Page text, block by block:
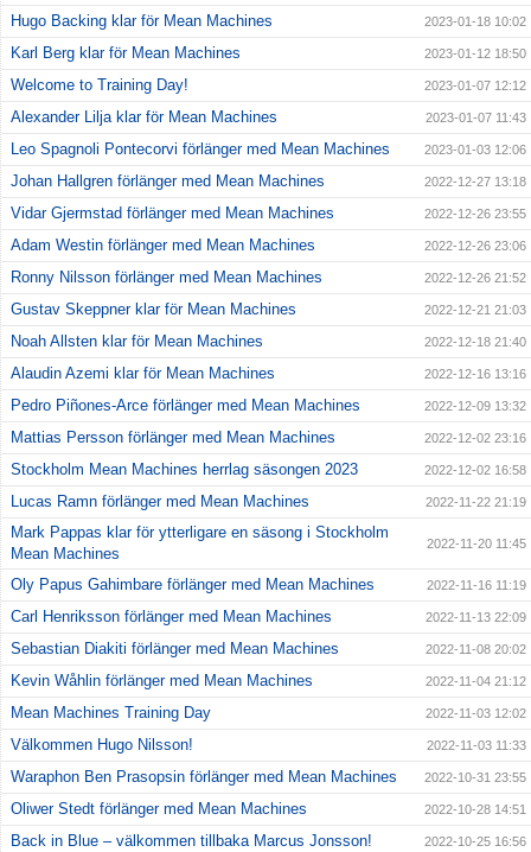
Hugo Backing klar för Mean Machines 2023-01-18 10:02
Karl Berg klar för Mean Machines 2023-01-12 18:50
Welcome to Training Day! 2023-01-07 12:12
Alexander Lilja klar för Mean Machines 2023-01-07 11:43
Leo Spagnoli Pontecorvi förlänger med Mean Machines 2023-01-03 12:06
Johan Hallgren förlänger med Mean Machines 2022-12-27 13:18
Vidar Gjermstad förlänger med Mean Machines 2022-12-26 23:55
Adam Westin förlänger med Mean Machines 2022-12-26 23:06
Ronny Nilsson förlänger med Mean Machines 2022-12-26 21:52
Gustav Skeppner klar för Mean Machines 2022-12-21 21:03
Noah Allsten klar för Mean Machines 2022-12-18 21:40
Alaudin Azemi klar för Mean Machines 2022-12-16 13:16
Pedro Piñones-Arce förlänger med Mean Machines 2022-12-09 13:32
Mattias Persson förlänger med Mean Machines 2022-12-02 23:16
Stockholm Mean Machines herrlag säsongen 2023 2022-12-02 16:58
Lucas Ramn förlänger med Mean Machines 2022-11-22 21:19
Mark Pappas klar för ytterligare en säsong i Stockholm
Mean Machines
2022-11-20 11:45
Oly Papus Gahimbare förlänger med Mean Machines 2022-11-16 11:19
Carl Henriksson förlänger med Mean Machines 2022-11-13 22:09
Sebastian Diakiti förlänger med Mean Machines 2022-11-08 20:02
Kevin Wåhlin förlänger med Mean Machines 2022-11-04 21:12
Mean Machines Training Day 2022-11-03 12:02
Välkommen Hugo Nilsson! 2022-11-03 11:33
Waraphon Ben Prasopsin förlänger med Mean Machines 2022-10-31 23:55
Oliwer Stedt förlänger med Mean Machines 2022-10-28 14:51
Back in Blue – välkommen tillbaka Marcus Jonsson! 2022-10-25 16:56